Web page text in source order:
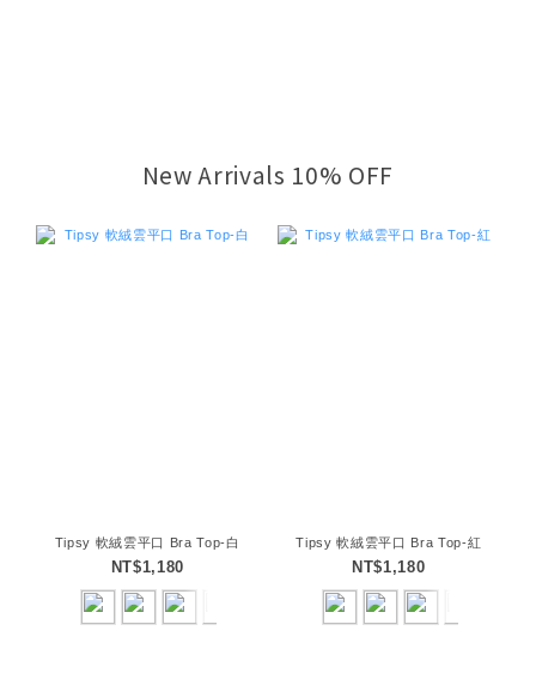
New Arrivals 10% OFF
Tipsy 軟絨雲平口 Bra Top-白
NT$1,180
Tipsy 軟絨雲平口 Bra Top-紅
NT$1,180